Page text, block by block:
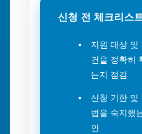
신청 전 체크리스
지원 대상 및
건을 정확히
는지 점검
신청 기한 및
법을 숙지했
인